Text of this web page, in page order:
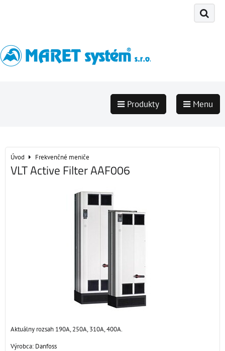
Produkty Menu
Úvod Frekvenčné meniče
VLT Active Filter AAF006
Aktuálny rozsah 190A, 250A, 310A, 400A.
Výrobca: Danfoss